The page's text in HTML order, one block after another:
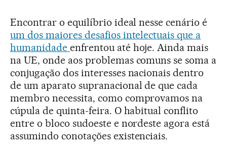
Encontrar o equilíbrio ideal nesse cenário é
um dos maiores desafios intelectuais que a
humanidade enfrentou até hoje. Ainda mais
na UE, onde aos problemas comuns se soma a
conjugação dos interesses nacionais dentro
de um aparato supranacional de que cada
membro necessita, como comprovamos na
cúpula de quinta-feira. O habitual conflito
entre o bloco sudoeste e nordeste agora está
assumindo conotações existenciais.